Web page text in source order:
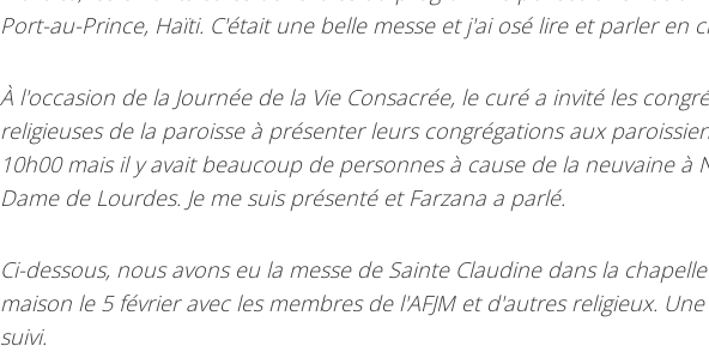
Port-au-Prince, Haïti. C'était une belle messe et j'ai osé lire et parler en
À l'occasion de la Journée de la Vie Consacrée, le curé a invité les
religieuses de la paroisse à présenter leurs congrégations aux
10h00 mais il y avait beaucoup depersonnes à cause de la neuvaine à
Dame de Lourdes. Je me suis présenté et Farzana a parlé.
Ci-dessous, nous avons eu la messe de Sainte Claudine dans la
maison le 5 février avec les membres de l'AFJM et d'autres religieux.
suivi.